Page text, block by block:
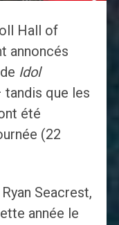
Hall of
annoncés
Idol
que les
été
(22
Seacrest,
année le